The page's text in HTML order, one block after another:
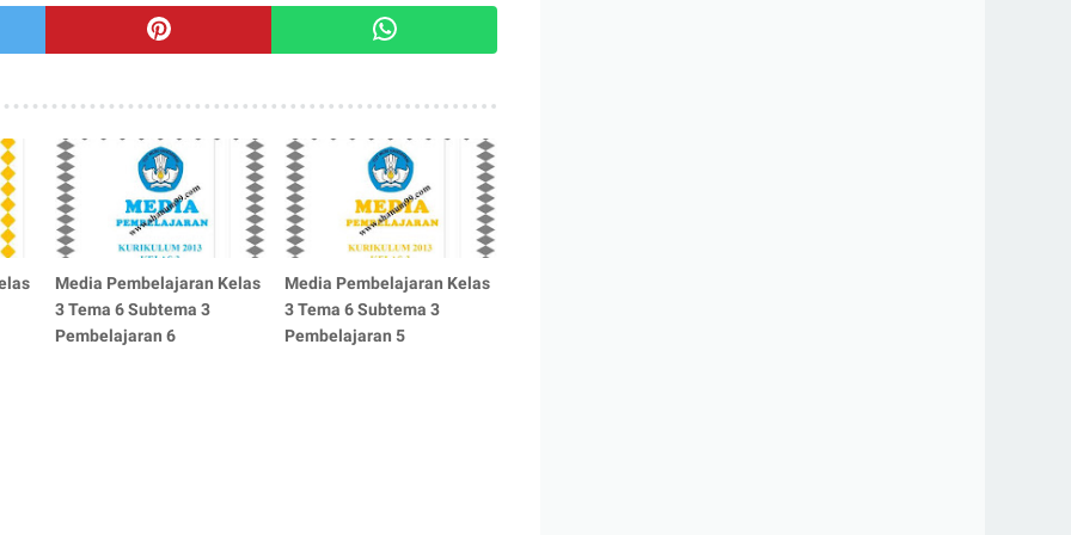
Media Pembelajaran Kelas
3 Tema 6 Subtema 3
Pembelajaran 6
Media Pembelajaran Kelas
3 Tema 6 Subtema 3
Pembelajaran 5